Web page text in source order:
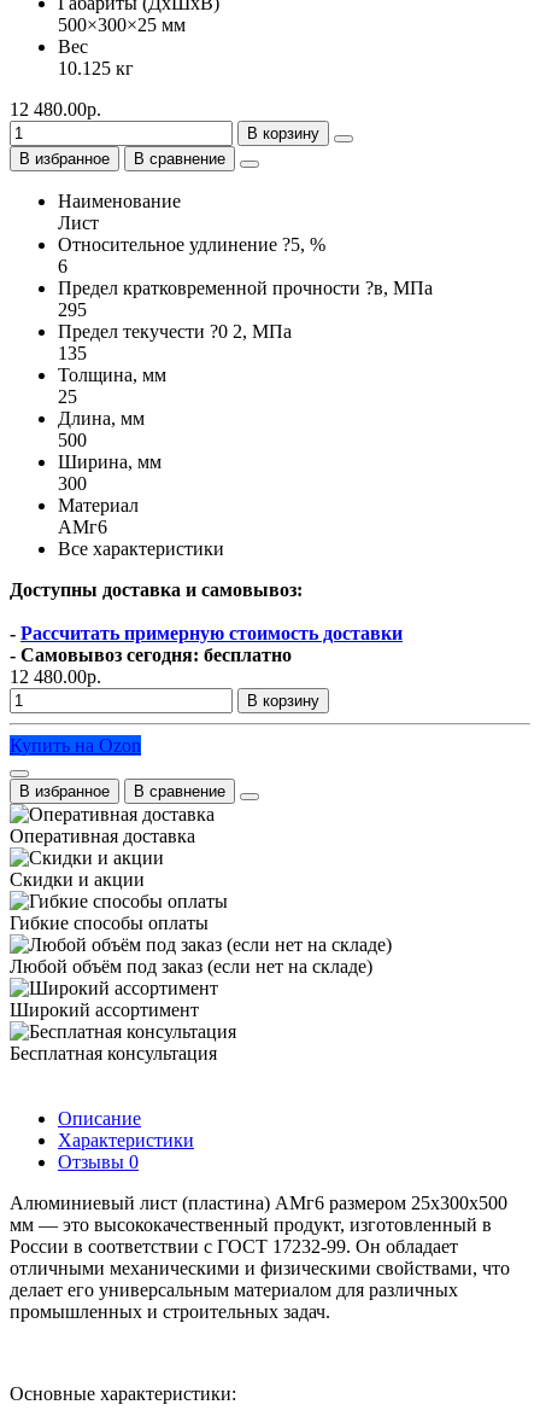
500×300×25 мм
Вес
10.125 кг
12 480.00р.
В корзину
В избранное
В сравнение
Наименование
Лист
Относительное удлинение ?5, %
6
Предел кратковременной прочности ?в, МПа
295
Предел текучести ?0 2, МПа
135
Толщина, мм
25
Длина, мм
500
Ширина, мм
300
Материал
АМг6
Все характеристики
Доступны доставка и самовывоз:
- Рассчитать примерную стоимость доставки
- Самовывоз сегодня: бесплатно
12 480.00р.
В корзину
Купить на Ozon
В избранное В сравнение
Оперативная доставка
Скидки и акции
Гибкие способы оплаты
Любой объём под заказ (если нет на складе)
Широкий ассортимент
Бесплатная консультация
Описание
Характеристики
Отзывы 0
Алюминиевый лист (пластина) АМг6 размером 25х300х500
мм — это высококачественный продукт, изготовленный в
России в соответствии с ГОСТ 17232-99. Он обладает
отличными механическими и физическими свойствами, что
делает его универсальным материалом для различных
промышленных и строительных задач.
Основные характеристики: